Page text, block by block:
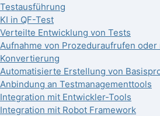
Testausführung
KI in QF-Test
Verteilte Entwicklung von Tests
Aufnahme von Prozeduraufrufen oder
Konvertierung
Automatisierte Erstellung von
Anbindung an Testmanagementtools
Integration mit Entwickler-Tools
Integration mit Robot Framework